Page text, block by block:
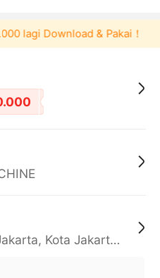
& Pakai！
Daerah Khusus Ibukota Jakarta, Kota Jakarta Barat, Cengkareng, yy